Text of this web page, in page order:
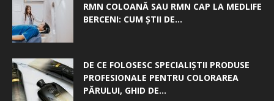
RMN COLOANĂ SAU RMN CAP LA MEDLIFE
BERCENI: CUM ȘTII DE...
DE CE FOLOSESC SPECIALIȘTII PRODUSE
PROFESIONALE PENTRU COLORAREA
PĂRULUI, GHID DE...